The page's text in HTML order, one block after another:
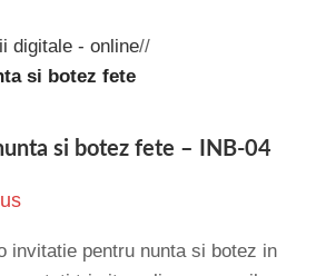
digitale - online/
si botez fete
si botez fete – INB-04
invitatie pentru nunta si botez in